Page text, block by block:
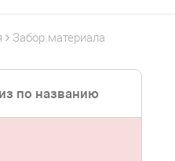
Забор материала